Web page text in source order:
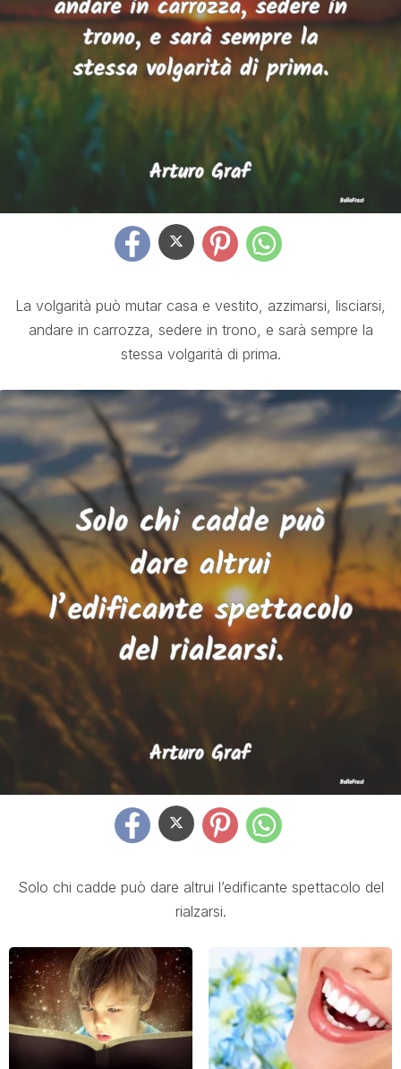
La volgarità può mutar casa e vestito, azzimarsi, lisciarsi,
andare in carrozza, sedere in trono, e sarà sempre la
stessa volgarità di prima.
Solo chi cadde può dare altrui l’edificante spettacolo del
rialzarsi.